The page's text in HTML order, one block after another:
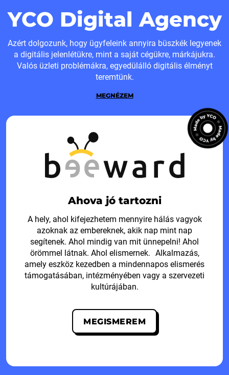
YCO Digital Agency
Azért dolgozunk, hogy ügyfeleink annyira büszkék legyenek
a digitális jelenlétükre, mint a saját cégükre, márkájukra.
Valós üzleti problémákra, egyedülálló digitális élményt
teremtünk.
MEGNÉZEM
Ahova jó tartozni
A hely, ahol kifejezhetem mennyire hálás vagyok
azoknak az embereknek, akik nap mint nap
segítenek. Ahol mindig van mit ünnepelni! Ahol
örömmel látnak. Ahol elismernek. Alkalmazás,
amely eszköz kezedben a mindennapos elismerés
támogatásában, intézményében vagy a szervezeti
kultúrájában.
MEGISMEREM